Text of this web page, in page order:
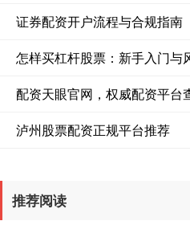
证券配资开户流程与合规指南
怎样买杠杆股票：新手入门与
配资天眼官网，权威配资平台
泸州股票配资正规平台推荐
推荐阅读